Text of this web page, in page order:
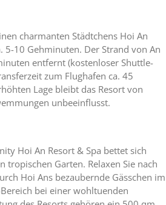
charmanten Städtchens Hoi An
5-10 Gehminuten. Der Strand von An
entfernt (kostenloser Shuttle-
zum Flughafen ca. 45
Lage bleibt das Resort von
unbeeinflusst.
Hoi An Resort & Spa bettet sich
tropischen Garten. Relaxen Sie nach
Hoi Ans bezaubernde Gässchen im
bei einer wohltuenden